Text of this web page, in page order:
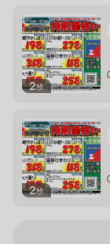
2枚
2枚